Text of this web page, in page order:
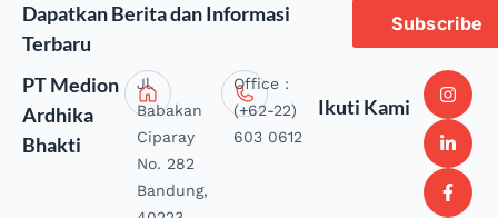
Dapatkan Berita dan Informasi
Terbaru
Subscribe
PT Medion
Ardhika
Bhakti
Jl.
Babakan
Ciparay
No. 282
Bandung,
Office :
(+62-22)
603 0612
Ikuti Kami